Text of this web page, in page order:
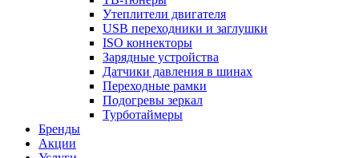
Утеплители двигателя
USB переходники и заглушки
ISO коннекторы
Зарядные устройства
Датчики давления в шинах
Переходные рамки
Подогревы зеркал
Турботаймеры
Бренды
Акции